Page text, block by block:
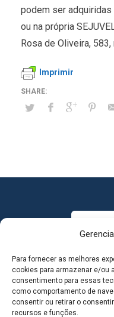
Para fornecer as melhores
cookies para armazenar e/ou
consentimento para essas
como comportamento de
consentir ou retirar o
recursos e funções.
podem ser
ou na própria
Rosa de Oliveira,
Imprimir
MAPA DO SITE